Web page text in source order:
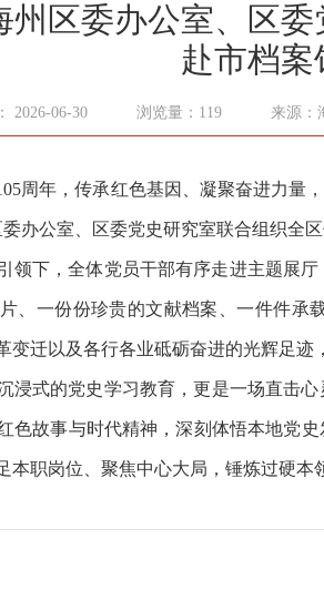
州区委办公室、区
赴市档
2026-06-30 浏览量：119 来源：
周年，传承红色基因、凝聚奋进力量
办公室、区委党史研究室联合组织全
领下，全体党员干部有序走进主题展厅
、一份份珍贵的文献档案、一件件
变迁以及各行各业砥砺奋进的光辉足
浸式的党史学习教育，更是一场直击
色故事与时代精神，深刻体悟本地党
本职岗位、聚焦中心大局，锤炼过硬本